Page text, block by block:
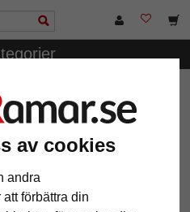
av cookies
andra
förbättra din
passepartout